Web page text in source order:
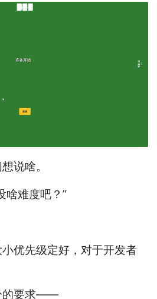
说啥。
啥难度吧？”
优先级定好，对于开发者
的要求——